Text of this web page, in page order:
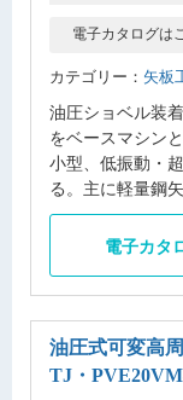
電子カタログは
カテゴリー： 矢板
油圧ショベル装
をベースマシン
小型、低振動・
る。主に軽量鋼
電子カタ
油圧式可変高
TJ・